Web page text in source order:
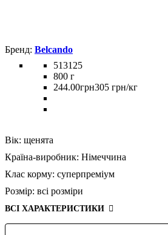
Belcando
513125
800 г
244.00грн305 грн/кг
Вік: щенята
Країна-виробник: Німеччина
Клас корму: суперпреміум
Розмір: всі розміри
ВСІ ХАРАКТЕРИСТИКИ